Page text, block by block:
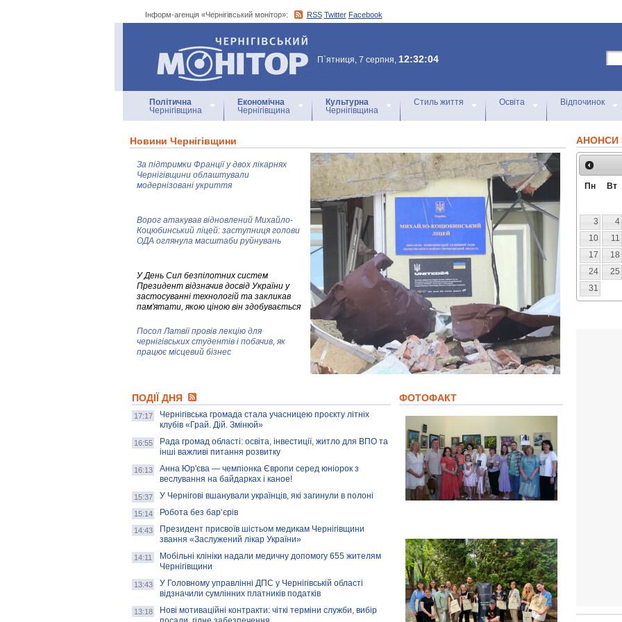
Інформ-агенція «Чернігівський монітор»: RSS Twitter Facebook
Інформ-агенція
«Чернігівський монітор»
П`ятниця, 7 серпня, 12:32:04
Політична
Чернігівщина
Економічна
Чернігівщина
Культурна
Чернігівщина
Стиль життя Освіта Відпочинок
Новини Чернігівщини
За підтримки Франції у двох лікарнях
Чернігівщини облаштували
модернізовані укриття
Ворог атакував відновлений Михайло-
Коцюбинський ліцей: заступниця голови
ОДА оглянула масштаби руйнувань
У День Сил безпілотних систем
Президент відзначив досвід України у
застосуванні технологій та закликав
пам'ятати, якою ціною він здобувається
Посол Латвії провів лекцію для
чернігівських студентів і побачив, як
працює місцевий бізнес
колекцію про війну, емоції та тварин
AB InBev Efes Україна підтримала
навчальний проєкт "Молодіжна бізнес-
школа", спрямований на розвиток
підприємництва у Чернігівській області
Золота тварина: видання Forbes
написало про чернігівця Патрона: хто і
скільки на ньому заробляє? І куди
витрачають?
ПОДІЇ ДНЯ
17:17
Чернігівська громада стала учасницею проєкту літніх
клубів «Грай. Дій. Змінюй»
16:55
Рада громад області: освіта, інвестиції, житло для ВПО та
інші важливі питання розвитку
16:13
Анна Юр'єва — чемпіонка Європи серед юніорок з
веслування на байдарках і каное!
15:37 У Чернігові вшанували українців, які загинули в полоні
15:14 Робота без бар’єрів
14:43
Президент присвоїв шістьом медикам Чернігівщини
звання «Заслужений лікар України»
14:11
Мобільні клініки надали медичну допомогу 655 жителям
Чернігівщини
13:43
У Головному управлінні ДПС у Чернігівській області
відзначили сумлінних платників податків
13:18
Нові мотиваційні контракти: чіткі терміни служби, вибір
ФОТОФАКТ
АНОНСИ
Пн Вт
3
4
10
11
17
18
24
25
31